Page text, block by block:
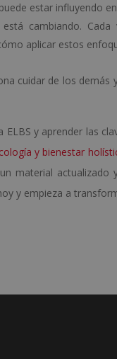
estar influyendo
cambiando.
aplicar estos
cuidar de los
ELBS y aprender las
y bienestar
material
y empieza a